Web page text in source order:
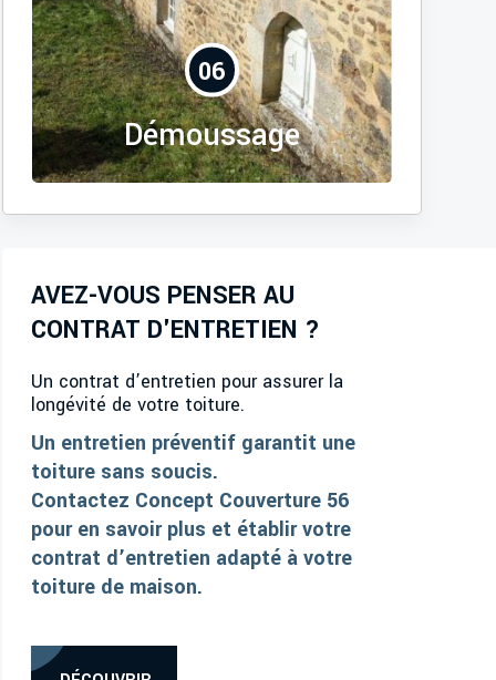
06
Démoussage
AVEZ-VOUS PENSER AU
CONTRAT D'ENTRETIEN ?
Un contrat d’entretien pour assurer la
longévité de votre toiture.
Un entretien préventif garantit une
toiture sans soucis.
Contactez Concept Couverture 56
pour en savoir plus et établir votre
contrat d’entretien adapté à votre
toiture de maison.